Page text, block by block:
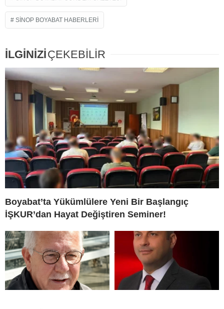
SINOP BOYABAT HABERLERI
İLGİNİZİÇEKEBİLİR
Boyabat’ta Yükümlülere Yeni Bir Başlangıç
İŞKUR’dan Hayat Değiştiren Seminer!